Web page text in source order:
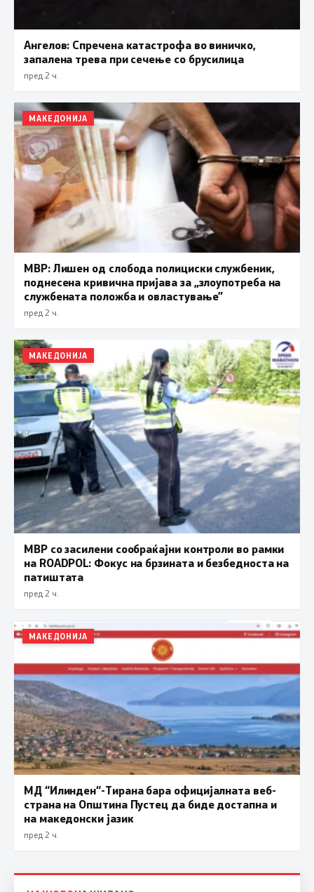
Ангелов: Спречена катастрофа во виничко,
запалена трева при сечење со брусилица
пред 2 ч.
МАКЕДОНИЈА
МВР: Лишен од слобода полициски службеник,
поднесена кривична пријава за „злоупотреба на
службената положба и овластување”
пред 2 ч.
МАКЕДОНИЈА
МВР со засилени сообраќајни контроли во рамки
на ROADPOL: Фокус на брзината и безбедноста на
патиштата
пред 2 ч.
МАКЕДОНИЈА
МД “Илинден“-Тирана бара официјалната веб-
страна на Општина Пустец да биде достапна и
на македонски јазик
пред 2 ч.